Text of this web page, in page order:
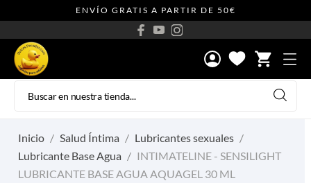
ENVÍO GRATIS A PARTIR DE 50€
shopping_cart
Inicio Salud Íntima
Lubricantes sexuales
Lubricante Base Agua
INTIMATELINE - SENSILIGHT
LUBRICANTE BASE AGUA AQUAGEL 30 ML